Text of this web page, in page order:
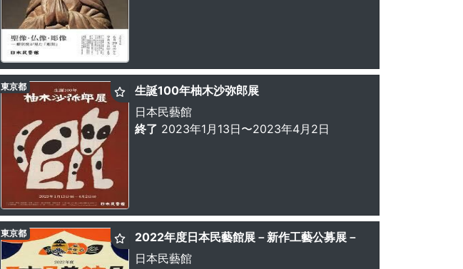
生誕100年柚木沙弥郎展
日本民藝館
終了 2023年1月13日〜2023年4月2日
東京都
2022年度日本民藝館展－新作工藝公募展－
日本民藝館
東京都